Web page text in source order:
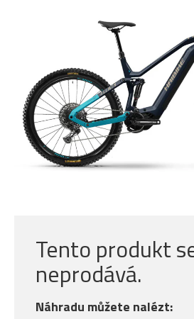
Tento produkt
neprodává.
Náhradu můžete nalézt: